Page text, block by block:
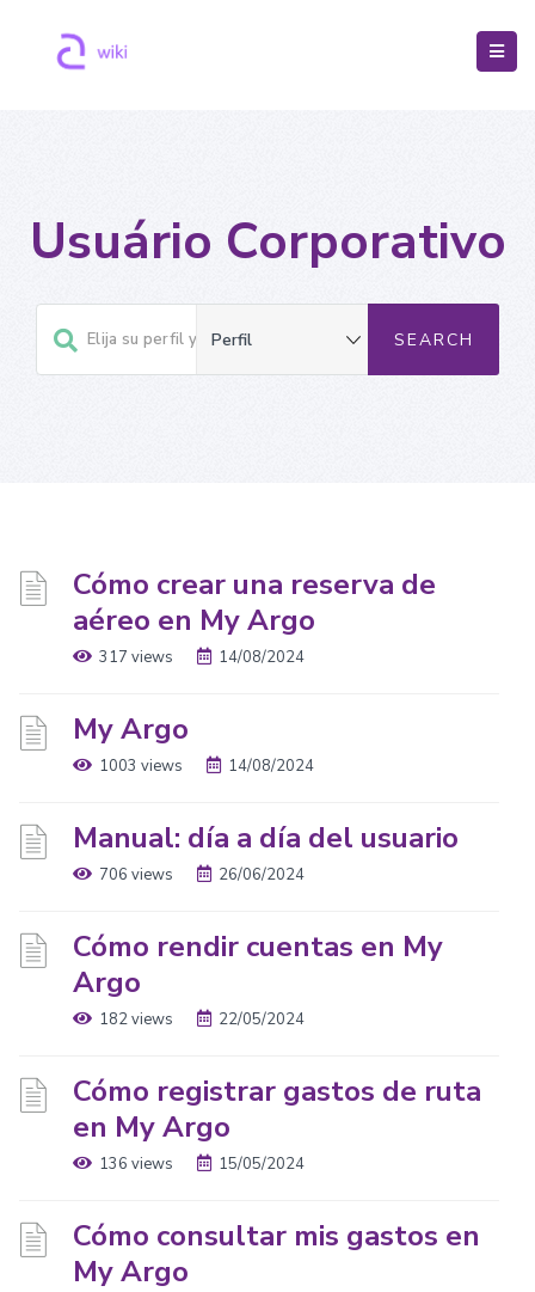
Usuário Corporativo
Cómo crear una reserva de
aéreo en My Argo
317 views 14/08/2024
My Argo
1003 views 14/08/2024
Manual: día a día del usuario
706 views 26/06/2024
Cómo rendir cuentas en My
Argo
182 views 22/05/2024
Cómo registrar gastos de ruta
en My Argo
136 views 15/05/2024
Cómo consultar mis gastos en
My Argo